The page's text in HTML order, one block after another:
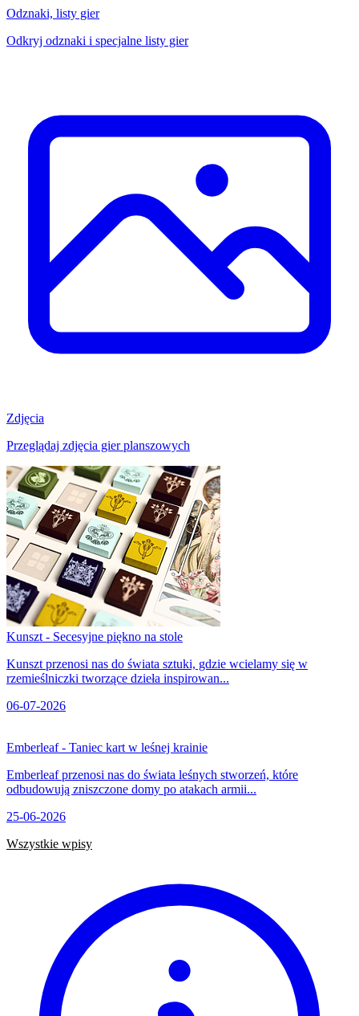
Odznaki, listy gier
Odkryj odznaki i specjalne listy gier
Zdjęcia
Przeglądaj zdjęcia gier planszowych
Kunszt - Secesyjne piękno na stole
Kunszt przenosi nas do świata sztuki, gdzie wcielamy się w
rzemieślniczki tworzące dzieła inspirowan...
06-07-2026
Emberleaf - Taniec kart w leśnej krainie
Emberleaf przenosi nas do świata leśnych stworzeń, które
odbudowują zniszczone domy po atakach armii...
25-06-2026
Wszystkie wpisy